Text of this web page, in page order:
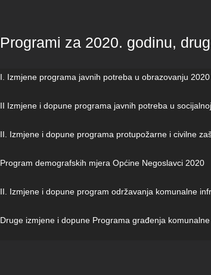
Programi za 2020. godinu,
I. Izmjene programa javnih potreba u obrazovanju 2020
II Izmjene i dopune programa javnih potreba u
II. Izmjene i dopune programa protupožarne i civilne
Program demografskih mjera Općine Negoslavci 2020
II. Izmjene i dopune program održavanja komunalne
Druge izmjene i dopune Programa građenja